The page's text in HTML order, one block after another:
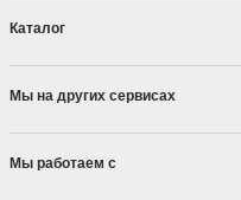
Каталог
Мы на других сервисах
Мы работаем с